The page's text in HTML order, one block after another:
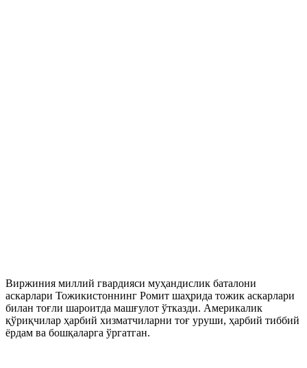
Виржиния миллий гвардияси муҳандислик баталони
аскарлари Тожикистоннинг Ромит шаҳрида тожик аскарлари
билан тоғли шароитда машғулот ўтказди. Америкалик
қўриқчилар ҳарбий хизматчиларни тоғ уруши, ҳарбий тиббий
ёрдам ва бошқаларга ўргатган.